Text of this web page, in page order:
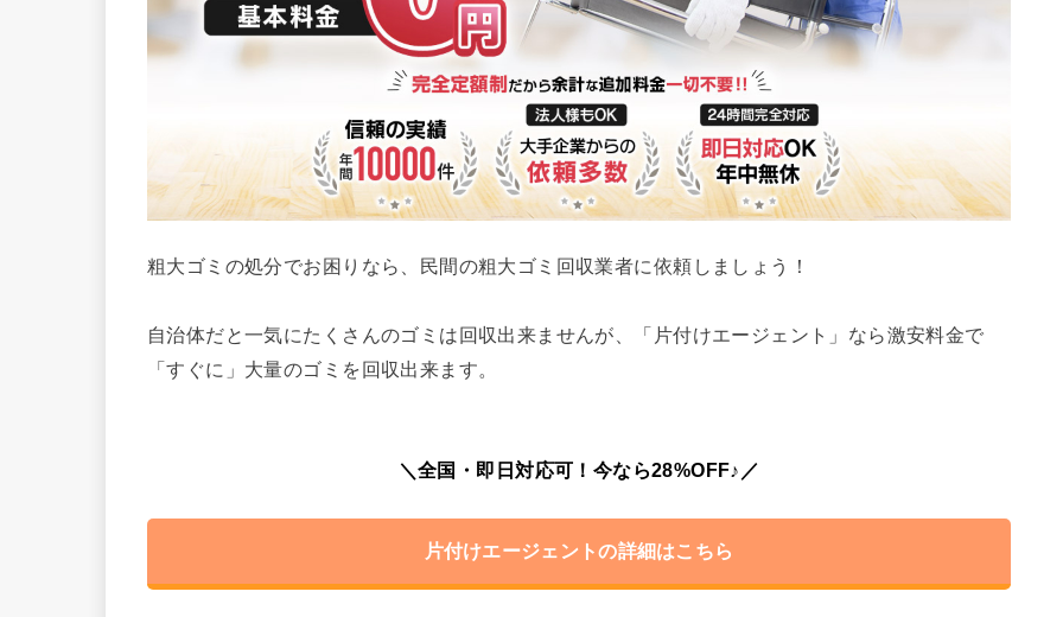
粗大ゴミの処分でお困りなら、民間の粗大ゴミ回収業者に依頼しましょう！
自治体だと一気にたくさんのゴミは回収出来ませんが、「片付けエージェント」なら激安料金で
「すぐに」大量のゴミを回収出来ます。
＼全国・即日対応可！今なら28%OFF♪／
片付けエージェントの詳細はこちら